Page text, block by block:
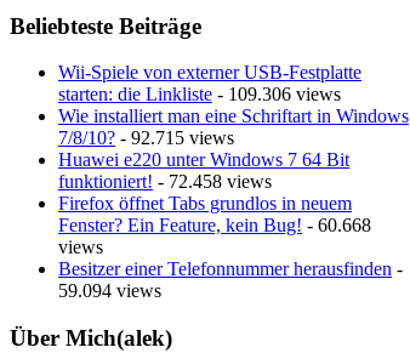
Beliebteste Beiträge
Wii-Spiele von externer USB-Festplatte
starten: die Linkliste - 109.306 views
Wie installiert man eine Schriftart in Windows
7/8/10? - 92.715 views
Huawei e220 unter Windows 7 64 Bit
funktioniert! - 72.458 views
Firefox öffnet Tabs grundlos in neuem
Fenster? Ein Feature, kein Bug! - 60.668
views
Besitzer einer Telefonnummer herausfinden -
59.094 views
Über Mich(alek)